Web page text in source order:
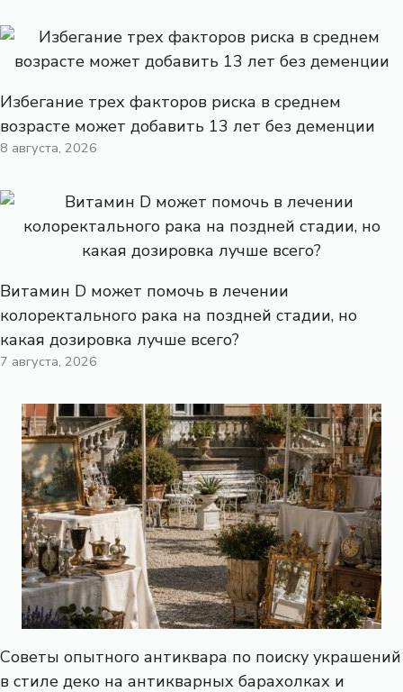
Избегание трех факторов риска в среднем
возрасте может добавить 13 лет без деменции
8 августа, 2026
Витамин D может помочь в лечении
колоректального рака на поздней стадии, но
какая дозировка лучше всего?
7 августа, 2026
Советы опытного антиквара по поиску украшений
в стиле деко на антикварных барахолках и